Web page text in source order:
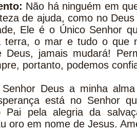
Não há ninguém em
de ajuda, como no
Ele é o Único Senhor
terra, o mar e tudo o que
Deus, jamais mudará!
portanto, podemos
Senhor Deus a minha
está no Senhor
Pai pela alegria da
oro em nome de Jesus.